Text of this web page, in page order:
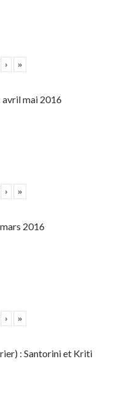
› »
avril mai 2016
› »
2016
› »
: Santorini et Kriti